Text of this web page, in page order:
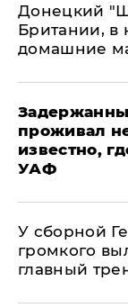
Донецкий
Британии, в
домашние
проживал
известно,
УАФ
У сборной
громкого
главный